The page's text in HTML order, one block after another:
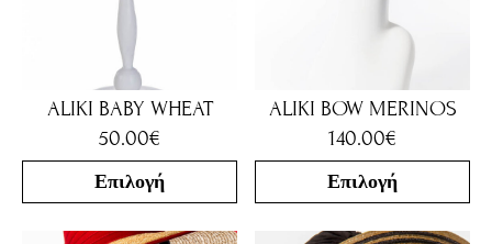
ALIKI BABY WHEAT
50.00€
Επιλογή
ALIKI BOW MERINOS
140.00€
Επιλογή